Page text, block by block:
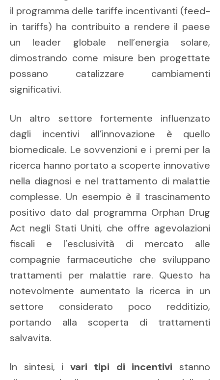
il programma delle tariffe incentivanti (feed-
in tariffs) ha contribuito a rendere il paese
un leader globale nell’energia solare,
dimostrando come misure ben progettate
possano catalizzare cambiamenti
significativi.
Un altro settore fortemente influenzato
dagli incentivi all’innovazione è quello
biomedicale. Le sovvenzioni e i premi per la
ricerca hanno portato a scoperte innovative
nella diagnosi e nel trattamento di malattie
complesse. Un esempio è il trascinamento
positivo dato dal programma Orphan Drug
Act negli Stati Uniti, che offre agevolazioni
fiscali e l’esclusività di mercato alle
compagnie farmaceutiche che sviluppano
trattamenti per malattie rare. Questo ha
notevolmente aumentato la ricerca in un
settore considerato poco redditizio,
portando alla scoperta di trattamenti
salvavita.
In sintesi, i vari tipi di incentivi stanno